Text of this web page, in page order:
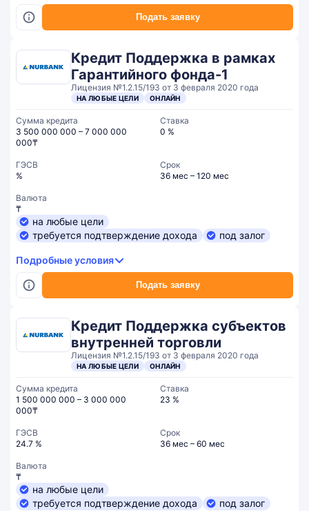
Подать заявку
Кредит Поддержка в рамках
Гарантийного фонда-1
Лицензия №1.2.15/193 от 3 февраля 2020 года
НА ЛЮБЫЕ ЦЕЛИ ОНЛАЙН
Подать заявку
Сумма кредита
3 500 000 000 – 7 000 000
000₸
Ставка
0 %
ГЭСВ
%
Срок
36 мес – 120 мес
Валюта
₸
на любые цели
требуется подтверждение дохода
под залог
Подробные условия
Кредит Поддержка субъектов
внутренней торговли
Лицензия №1.2.15/193 от 3 февраля 2020 года
НА ЛЮБЫЕ ЦЕЛИ ОНЛАЙН
Сумма кредита
1 500 000 000 – 3 000 000
000₸
Ставка
23 %
ГЭСВ
24.7 %
Срок
36 мес – 60 мес
Валюта
₸
на любые цели
требуется подтверждение дохода
под залог